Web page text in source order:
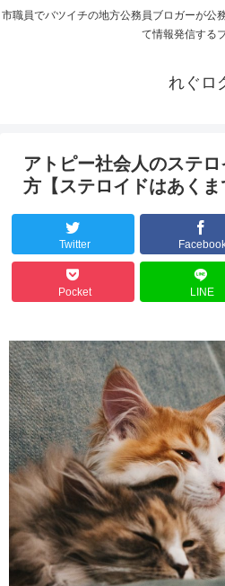
市職員でバツイチの地方公務員ブロガーが公
て情報発信する
れぐロ
アトピー社会人のステ
方【ステロイドはあくま
Twitter
Pocket LINE